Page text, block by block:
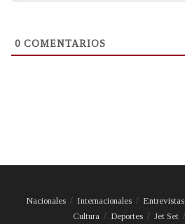
0 COMENTARIOS
Nacionales Internacionales Entrevistas
Cultura
Deportes Jet Set